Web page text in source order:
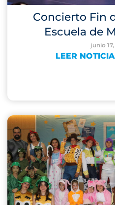
Concierto Fin
Escuela de
junio
LEER